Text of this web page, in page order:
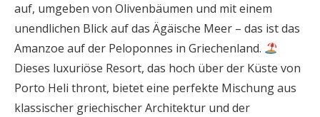
auf, umgeben von Olivenbäumen und mit einem
unendlichen Blick auf das Ägäische Meer – das ist das
Amanzoe auf der Peloponnes in Griechenland.
Dieses luxuriöse Resort, das hoch über der Küste von
Porto Heli thront, bietet eine perfekte Mischung aus
klassischer griechischer Architektur und der